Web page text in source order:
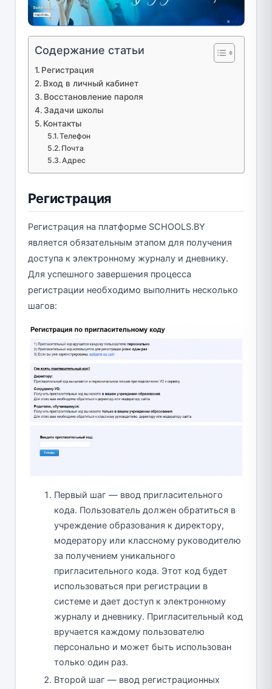
Содержание статьи
Регистрация
Вход в личный кабинет
Восстановление пароля
Задачи школы
Контакты
Телефон
Почта
Адрес
Регистрация
Регистрация на платформе SCHOOLS.BY
является обязательным этапом для получения
доступа к электронному журналу и дневнику.
Для успешного завершения процесса
регистрации необходимо выполнить несколько
шагов:
Первый шаг — ввод пригласительного
кода. Пользователь должен обратиться в
учреждение образования к директору,
модератору или классному руководителю
за получением уникального
пригласительного кода. Этот код будет
использоваться при регистрации в
системе и дает доступ к электронному
журналу и дневнику. Пригласительный код
вручается каждому пользователю
персонально и может быть использован
только один раз.
Второй шаг — ввод регистрационных